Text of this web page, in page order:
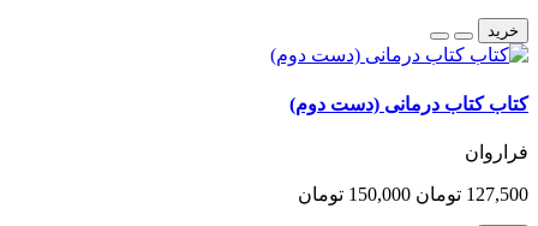
خرید
کتاب کتاب درمانی (دست دوم)
فراروان
127,500 تومان 150,000 تومان